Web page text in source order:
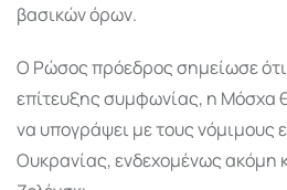
βασικών όρων.
Ο Ρώσος πρόεδρος σημείωσε
επίτευξης συμφωνίας, η Μόσχα
να υπογράψει με τους νόμιμους
Ουκρανίας, ενδεχομένως ακόμη